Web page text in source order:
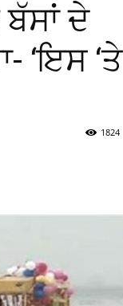
ਦੇ
‘ਇਸ ‘ਤੇ
1824